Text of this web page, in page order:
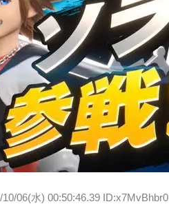
10/06(水) 00:50:46.39 ID:x7MvBhbr0